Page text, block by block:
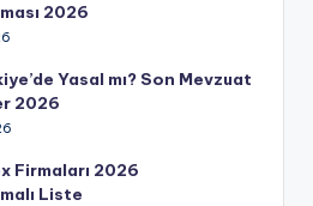
2026
Yasal mı? Son Mevzuat
2026
Firmaları 2026
Liste